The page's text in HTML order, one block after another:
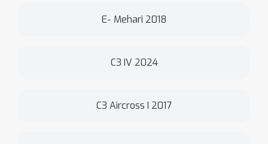
E- Mehari 2018
C3 IV 2024
C3 Aircross I 2017